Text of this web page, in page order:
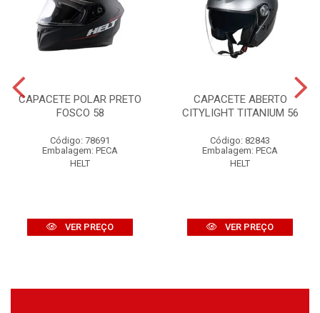
CAPACETE POLAR PRETO
FOSCO 58
Código: 78691
Embalagem: PECA
HELT
VER PREÇO
CAPACETE ABERTO
CITYLIGHT TITANIUM 56
Código: 82843
Embalagem: PECA
HELT
VER PREÇO